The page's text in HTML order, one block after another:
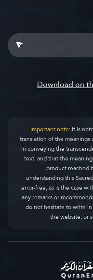
Important note:It is
translation of the meanings
in conveying the
text, and that the
product reached
understanding this
error-free, as is the case
any remarks or
do not hesitate to write
the website, or